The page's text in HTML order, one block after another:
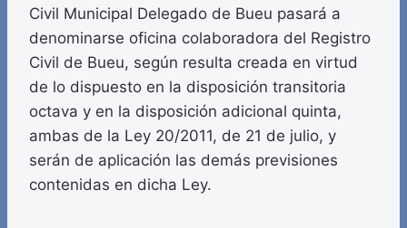
Civil Municipal Delegado de Bueu pasará a
denominarse oficina colaboradora del Registro
Civil de Bueu, según resulta creada en virtud
de lo dispuesto en la disposición transitoria
octava y en la disposición adicional quinta,
ambas de la Ley 20/2011, de 21 de julio, y
serán de aplicación las demás previsiones
contenidas en dicha Ley.